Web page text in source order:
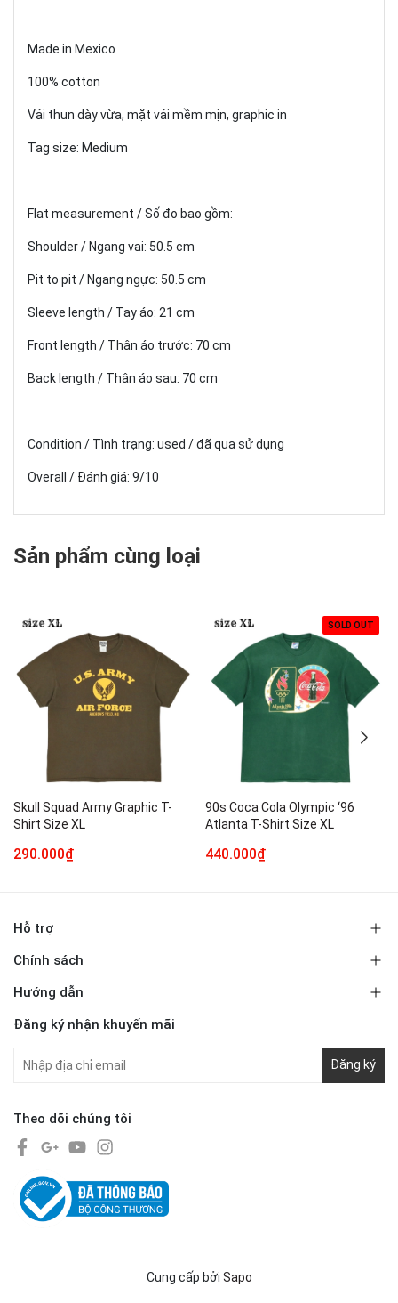
Made in Mexico
100% cotton
Vải thun dày vừa, mặt vải mềm mịn, graphic in
Tag size: Medium
Flat measurement / Số đo bao gồm:
Shoulder / Ngang vai: 50.5 cm
Pit to pit / Ngang ngực: 50.5 cm
Sleeve length / Tay áo: 21 cm
Front length / Thân áo trước: 70 cm
Back length / Thân áo sau: 70 cm
Condition / Tình trạng: used / đã qua sử dụng
Overall / Đánh giá: 9/10
Sản phẩm cùng loại
Skull Squad Army Graphic T-
Shirt Size XL
290.000₫
SOLD OUT
90s Coca Cola Olympic ‘96
Atlanta T-Shirt Size XL
440.000₫
Hỗ trợ
Chính sách
Hướng dẫn
Đăng ký nhận khuyến mãi
Đăng ký
Theo dõi chúng tôi
Cung cấp bởi Sapo